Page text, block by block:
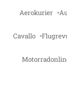
Aerokurier
Cavallo